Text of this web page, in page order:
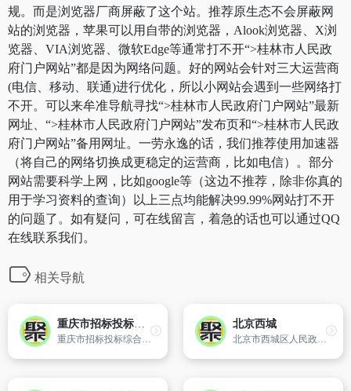
规。而是浏览器厂商屏蔽了这个站。推荐原生态不会屏蔽网
站的浏览器，苹果可以用自带的浏览器，Alook浏览器、X浏
览器、VIA浏览器、微软Edge等通常打不开“>桂林市人民政
府门户网站”都是因为网络问题。好的网站会针对三大运营商
(电信、移动、联通)进行优化，所以小网站会遇到一些网络打
不开。可以来牟准导航寻找“>桂林市人民政府门户网站”最新
网址、“>桂林市人民政府门户网站”发布页和“>桂林市人民政
府门户网站”备用网址。一劳永逸的话，我们推荐使用加速器
（将自己的网络切换成更稳定的运营商，比如电信）。部分
网站需要科学上网，比如google等（这边不推荐，除非你真的
用于学习资料的查询）以上三点均能解决99.99%网站打不开
的问题了。如有疑问，可在线留言，着急的话也可以通过QQ
在线联系我们。
相关导航
重庆市招标投标综合网
重庆市招标投标综合网是重庆市人民政府指定发布招标公告的唯一网络媒体,设有“图片视频、政策法规、招标信息、比选信息、招标代理机构、办事指南、交流探索、违法公告”等八大功能区,承担发布全市招投标交易信息、宣传招投标政策、提供业务指导、受理公众工作、收集反馈意见等重要工作。
北京西城
北京市西城区人民政府主办